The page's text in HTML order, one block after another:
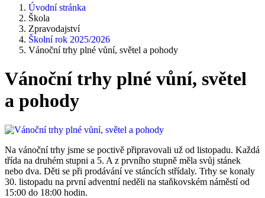
Úvodní stránka
Škola
Zpravodajství
Školní rok 2025/2026
Vánoční trhy plné vůní, světel a pohody
Vánoční trhy plné vůní, světel
a pohody
Na vánoční trhy jsme se poctivě připravovali už od listopadu. Každá
třída na druhém stupni a 5. A z prvního stupně měla svůj stánek
nebo dva. Děti se při prodávání ve stáncích střídaly. Trhy se konaly
30. listopadu na první adventní neděli na staňkovském náměstí od
15:00 do 18:00 hodin.